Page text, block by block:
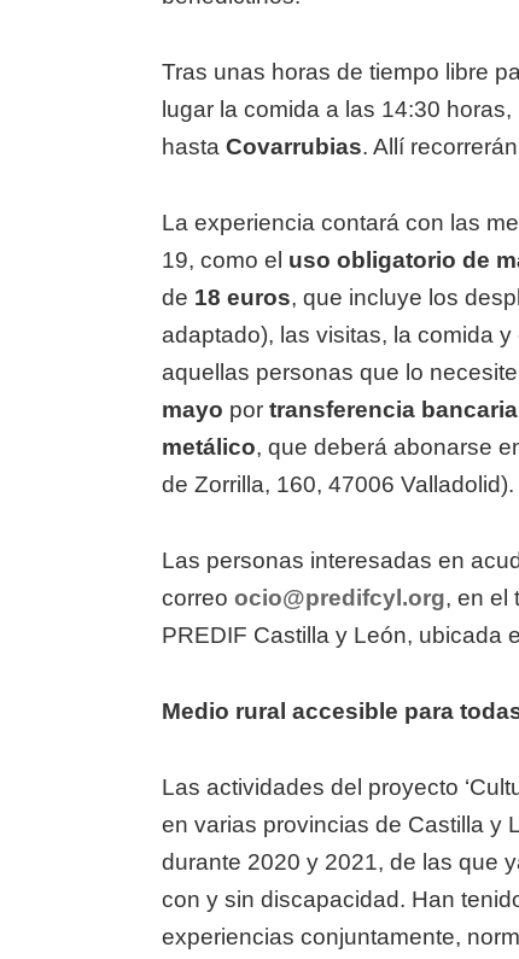
Tras unas horas de tiempo libre
lugar la comida a las 14:30
hastaCovarrubias. Allí
La experiencia contará con las
19, como el uso obligatorio de
de 18 euros, que incluye los
adaptado), las visitas, la comida
aquellas personas que lo
mayo portransferencia
metálico, que deberá abonarse
de Zorrilla, 160, 47006 Valladolid).
Las personas interesadas en
correoocio@predifcyl.org, en el
PREDIF Castilla y León, ubicada
Medio rural accesible para
Las actividades del proyecto
en varias provincias de Castilla y
durante 2020 y 2021, de las que
con y sin discapacidad. Han
experiencias conjuntamente,